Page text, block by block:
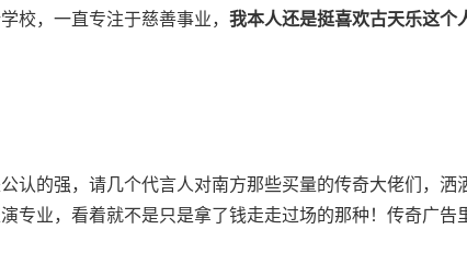
校，一直专注于慈善事业， 我本人还是挺喜欢古天乐这个
认的强，请几个代言人对南方那些买量的传奇大佬们，洒
专业，看着就不是只是拿了钱走走过场的那种！传奇广告